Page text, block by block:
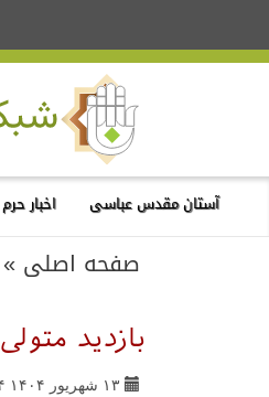
آستان مقدس عباسی اخبار
صفحه اصلی »
بازدید
۱۳ شهریور ۱۴۰۴ ۱۶:۵۴